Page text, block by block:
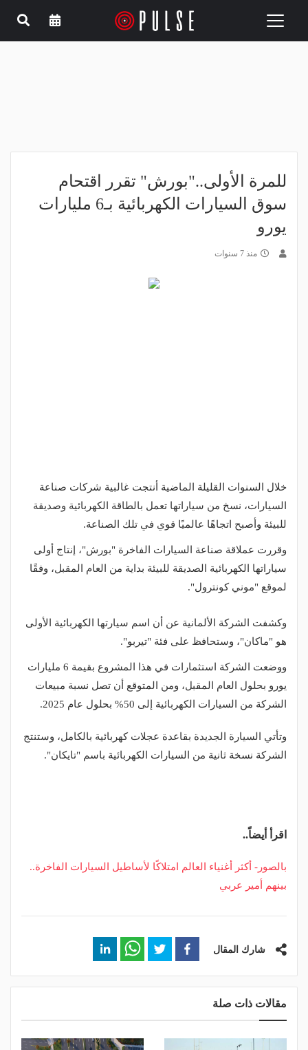
Toggle
للمرة الأولى.."بورش" تقرر اقتحام
سوق السيارات الكهربائية بـ6 مليارات
يورو
منذ 7 سنوات
خلال السنوات القليلة الماضية أنتجت غالبية شركات صناعة
السيارات، نسخ من سياراتها تعمل بالطاقة الكهربائية وصديقة
للبيئة وأصبح اتجاهًا عالميًا قوي في تلك الصناعة.
وقررت عملاقة صناعة السيارات الفاخرة "بورش"، إنتاج أولى
سياراتها الكهربائية الصديقة للبيئة بداية من العام المقبل، وفقًا
لموقع "موني كونترول".
وكشفت الشركة الألمانية عن أن اسم سيارتها الكهربائية الأولى
هو "ماكان"، وستحافظ على فئة "تيربو".
ووضعت الشركة استثمارات في هذا المشروع بقيمة 6 مليارات
يورو بحلول العام المقبل، ومن المتوقع أن تصل نسبة مبيعات
الشركة من السيارات الكهربائية إلى 50% بحلول عام 2025.
وتأتي السيارة الجديدة بقاعدة عجلات كهربائية بالكامل، وستنتج
الشركة نسخة ثانية من السيارات الكهربائية باسم "تايكان".
اقرأ أيضاً..
بالصور- أكثر أغنياء العالم امتلاكًا لأساطيل السيارات الفاخرة..
بينهم أمير عربي
شارك المقال
مقالات ذات صلة